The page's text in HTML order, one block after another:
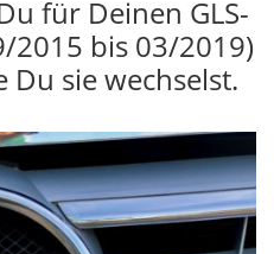
für Deinen GLS-
2015 bis 03/2019)
sie wechselst.